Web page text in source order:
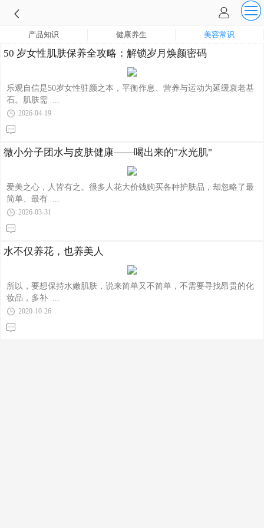
产品知识 健康养生 美容常识
50 岁女性肌肤保养全攻略：解锁岁月焕颜密码
乐观自信是50岁女性驻颜之本，平衡作息、营养与运动为延缓衰老基
石。肌肤需 ...
2026-04-19
微小分子团水与皮肤健康——喝出来的"水光肌"
爱美之心，人皆有之。很多人花大价钱购买各种护肤品，却忽略了最
简单、最有 ...
2026-03-31
水不仅养花，也养美人
所以，要想保持水嫩肌肤，说来简单又不简单，不需要寻找昂贵的化
妆品，多补 ...
2020-10-26